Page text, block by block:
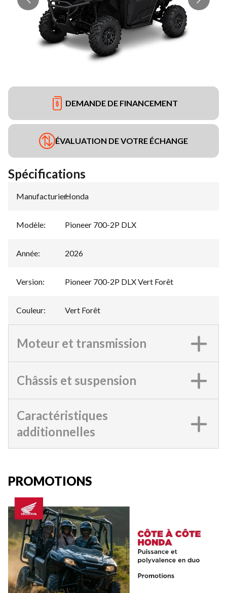
DEMANDE DE FINANCEMENT
ÉVALUATION DE VOTRE ÉCHANGE
Spécifications
Manufacturier:
Honda
Modèle: Pioneer 700-2P DLX
Année: 2026
Version: Pioneer 700-2P DLX Vert Forêt
Couleur: Vert Forêt
Moteur et transmission
Châssis et suspension
Caractéristiques
additionnelles
PROMOTIONS